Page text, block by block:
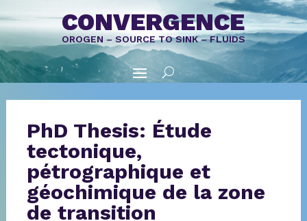
CONVERGENCE
OROGEN – SOURCE TO SINK – FLUIDS
PhD Thesis: Étude
tectonique,
pétrographique et
géochimique de la zone
de transition